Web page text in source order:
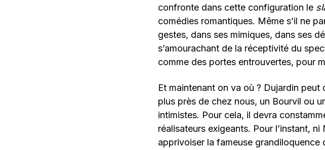
confronte dans cette configuration le
comédies romantiques. Même s’il ne
gestes, dans ses mimiques, dans ses
s’amourachant de la réceptivité du
comme des portes entrouvertes, pour
Et maintenant on va où ? Dujardin
plus près de chez nous, un Bourvil ou
intimistes. Pour cela, il devra
réalisateurs exigeants. Pour l’instant,
apprivoiser la fameuse